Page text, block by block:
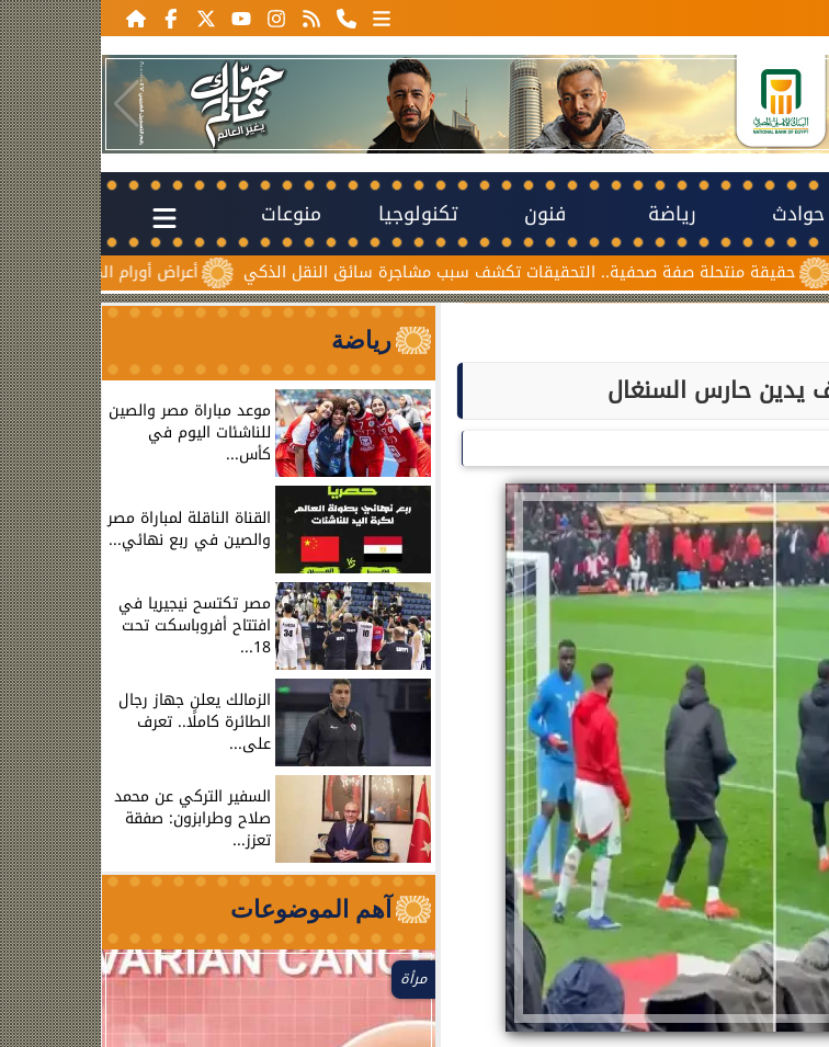
حوادث رياضة فنون تكنولوجيا منوعات
أعراض أورام المبيض المبكرة.. علامات منتحلة صفة صحفية.. التحقيقات تكشف سبب مشاجرة سائق النقل الذكي
يدين حارس السنغال
رياضة
موعد مباراة مصر والصين
للناشئات اليوم في
كأس...
القناة الناقلة لمباراة مصر
والصين في ربع نهائي...
مصر تكتسح نيجيريا في
افتتاح أفروباسكت تحت
18...
الزمالك يعلن جهاز رجال
الطائرة كاملًا.. تعرف
على...
السفير التركي عن محمد
صلاح وطرابزون: صفقة
تعزز...
آهم الموضوعات
مرأة